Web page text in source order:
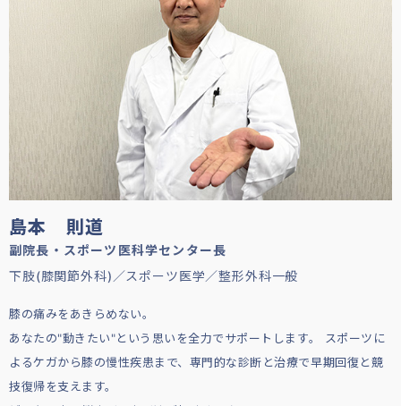
島本 則道
副院長・スポーツ医科学センター長
下肢(膝関節外科)／スポーツ医学／整形外科一般
膝の痛みをあきらめない。
あなたの"動きたい"という思いを全力でサポートします。 スポーツに
よるケガから膝の慢性疾患まで、専門的な診断と治療で早期回復と競
技復帰を支えます。